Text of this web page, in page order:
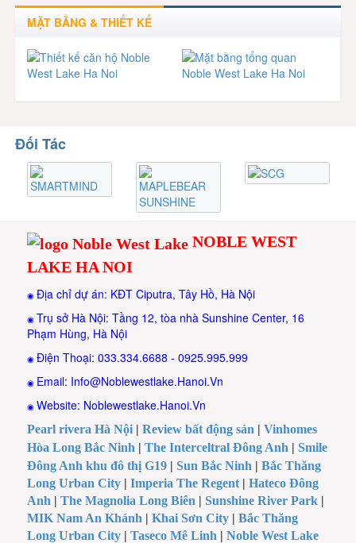
MẶT BẰNG & THIẾT KẾ
Đối Tác
NOBLE WEST
LAKE HA NOI
◉Địa chỉ dự án: KĐT Ciputra, Tây Hồ, Hà Nội
◉Trụ sở Hà Nội: Tầng 12, tòa nhà Sunshine Center, 16
Phạm Hùng, Hà Nội
◉Điện Thoại: 033.334.6688 - 0925.995.999
◉ Email: Info@Noblewestlake.Hanoi.Vn
◉Website: Noblewestlake.Hanoi.Vn
Pearl rivera Hà Nội |Review bất động sản |Vinhomes
Hòa Long Bắc Ninh |The Interceltral Đông Anh |Smile
Đông Anh khu đô thị G19 |Sun Bắc Ninh |Bắc Thăng
Long Urban City |Imperia The Regent |Hateco Đông
Anh |The Magnolia Long Biên |Sunshine River Park |
MIK Nam An Khánh |Khai Sơn City |Bắc Thăng
Long Urban City |Taseco Mê Linh |Noble West Lake